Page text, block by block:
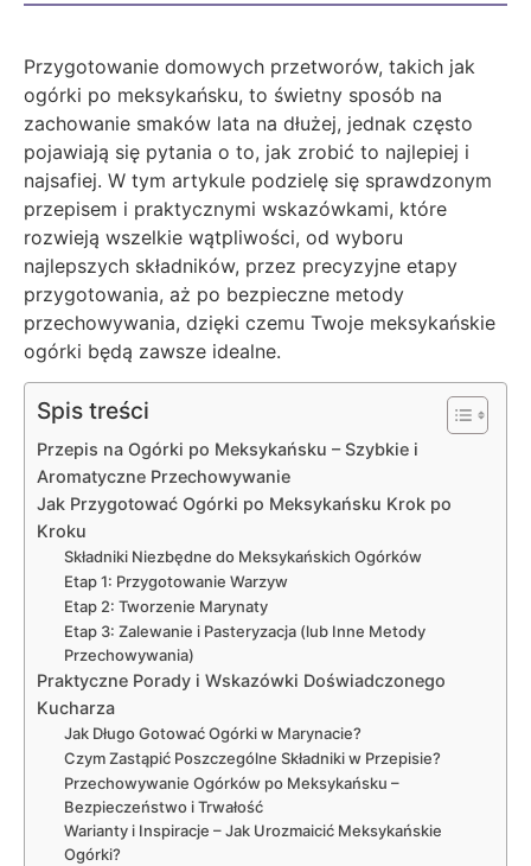
Przygotowanie domowych przetworów, takich jak
ogórki po meksykańsku, to świetny sposób na
zachowanie smaków lata na dłużej, jednak często
pojawiają się pytania o to, jak zrobić to najlepiej i
najsafiej. W tym artykule podzielę się sprawdzonym
przepisem i praktycznymi wskazówkami, które
rozwieją wszelkie wątpliwości, od wyboru
najlepszych składników, przez precyzyjne etapy
przygotowania, aż po bezpieczne metody
przechowywania, dzięki czemu Twoje meksykańskie
ogórki będą zawsze idealne.
Spis treści
Przepis na Ogórki po Meksykańsku – Szybkie i
Aromatyczne Przechowywanie
Jak Przygotować Ogórki po Meksykańsku Krok po
Kroku
Składniki Niezbędne do Meksykańskich Ogórków
Etap 1: Przygotowanie Warzyw
Etap 2: Tworzenie Marynaty
Etap 3: Zalewanie i Pasteryzacja (lub Inne Metody
Przechowywania)
Praktyczne Porady i Wskazówki Doświadczonego
Kucharza
Jak Długo Gotować Ogórki w Marynacie?
Czym Zastąpić Poszczególne Składniki w Przepisie?
Przechowywanie Ogórków po Meksykańsku –
Bezpieczeństwo i Trwałość
Warianty i Inspiracje – Jak Urozmaicić Meksykańskie
Ogórki?